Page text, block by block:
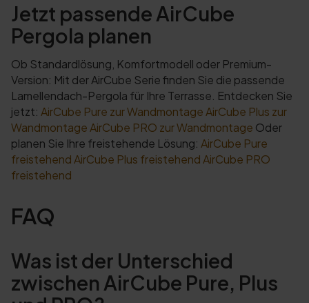
Jetzt passende AirCube
Pergola planen
Ob Standardlösung, Komfortmodell oder Premium-
Version: Mit der AirCube Serie finden Sie die passende
Lamellendach-Pergola für Ihre Terrasse. Entdecken Sie
jetzt: AirCube Pure zur WandmontageAirCube Plus zur
WandmontageAirCube PRO zur Wandmontage Oder
planen Sie Ihre freistehende Lösung: AirCube Pure
freistehendAirCube Plus freistehendAirCube PRO
freistehend
FAQ
Was ist der Unterschied
zwischen AirCube Pure, Plus